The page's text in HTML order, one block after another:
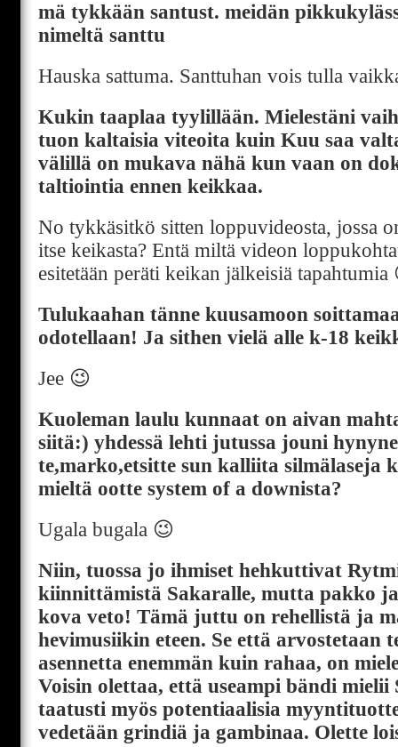
mä tykkään santust. meidän
nimeltä santtu
Hauska sattuma. Santtuhan vois tulla
Kukin taaplaa tyylillään. Mielestäni
tuon kaltaisia viteoita kuin Kuu saa
välillä on mukava nähä kun vaan on
taltiointia ennen keikkaa.
No tykkäsitkö sitten loppuvideosta, jossa
itse keikasta? Entä miltä videon
esitetään peräti keikan jälkeisiä tapahtumia
Tulukaahan tänne kuusamoon
odotellaan! Ja sithen vielä alle k-18
Jee 😉
Kuoleman laulu kunnaat on aivan
siitä:) yhdessä lehti jutussa jouni
te,marko,etsitte sun kalliita silmälaseja
mieltä ootte system of a downista?
Ugala bugala 😉
Niin, tuossa jo ihmiset hehkuttivat
kiinnittämistä Sakaralle, mutta pakko
kova veto! Tämä juttu on rehellistä ja
hevimusiikin eteen. Se että arvostetaan
asennetta enemmän kuin rahaa, on
Voisin olettaa, että useampi bändi mielii
taatusti myös potentiaalisia
vedetään grindiä ja gambinaa. Olette